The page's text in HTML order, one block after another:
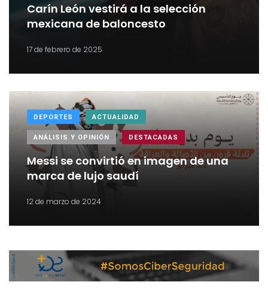
Carín León vestirá a la selección
mexicana de baloncesto
17 de febrero de 2025
DEPORTES ACTUALIDAD
ANÁLISIS Y OPINIÓN DESTACADAS
Messi se convirtió en imagen de una
marca de lujo saudí
12 de marzo de 2024